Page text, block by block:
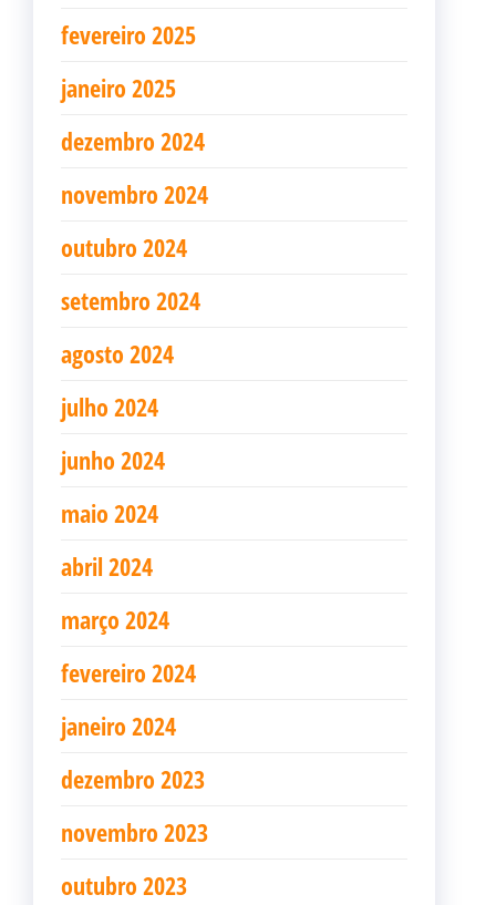
fevereiro 2025
janeiro 2025
dezembro 2024
novembro 2024
outubro 2024
setembro 2024
agosto 2024
julho 2024
junho 2024
maio 2024
abril 2024
março 2024
fevereiro 2024
janeiro 2024
dezembro 2023
novembro 2023
outubro 2023